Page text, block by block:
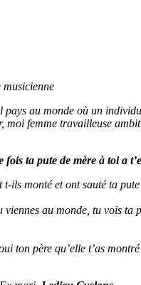
musicienne
pays au monde où un
moi femme travailleuse
fois ta pute de mère à toi a
t-ils monté et ont sauté ta
viennes au monde, tu vois ta
ton père qu’elle t’as